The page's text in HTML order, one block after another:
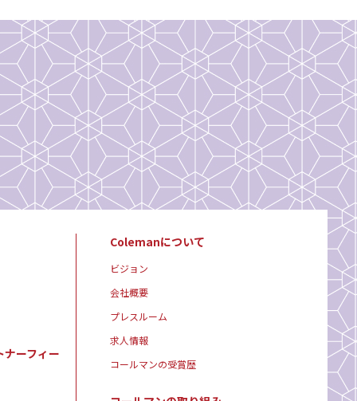
ーフィー
Colemanについて
ビジョン
会社概要
プレスルーム
求人情報
コールマンの受賞歴